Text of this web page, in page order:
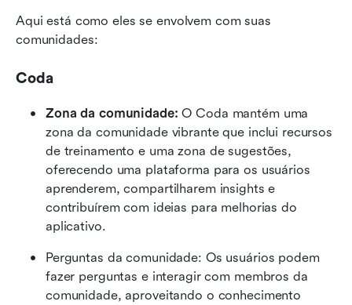
Aqui está como eles se envolvem com suas
comunidades:
Coda
Zona da comunidade: O Coda mantém uma
zona da comunidade vibrante que inclui recursos
de treinamento e uma zona de sugestões,
oferecendo uma plataforma para os usuários
aprenderem, compartilharem insights e
contribuírem com ideias para melhorias do
aplicativo.
Perguntas da comunidade: Os usuários podem
fazer perguntas e interagir com membros da
comunidade, aproveitando o conhecimento